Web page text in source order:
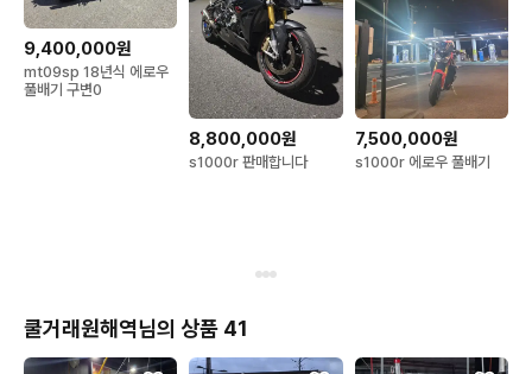
9,400,000원
mt09sp 18년식 에로우
풀배기 구변0
8,800,000원
s1000r 판매합니다
7,500,000원
s1000r 에로우 풀배기
쿨거래원해역님의 상품 41